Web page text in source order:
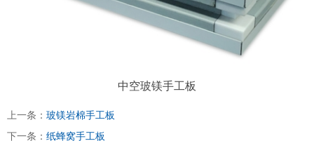
中空玻镁手工板
上一条： 玻镁岩棉手工板
下一条： 纸蜂窝手工板